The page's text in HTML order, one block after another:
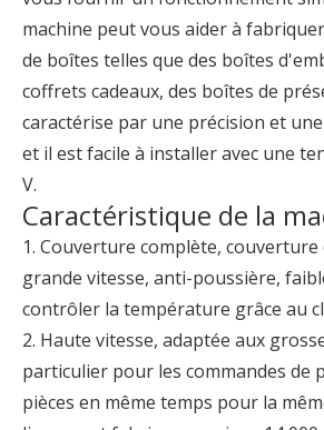
machine peut vous aider à
de boîtes telles que des boîtes
coffrets cadeaux, des boîtes de
caractérise par une précision et
et il est facile à installer avec une
V.
Caractéristique de la
1. Couverture complète,
grande vitesse, anti-poussière,
contrôler la température grâce au
2. Haute vitesse, adaptée aux
particulier pour les commandes de
pièces en même temps pour la